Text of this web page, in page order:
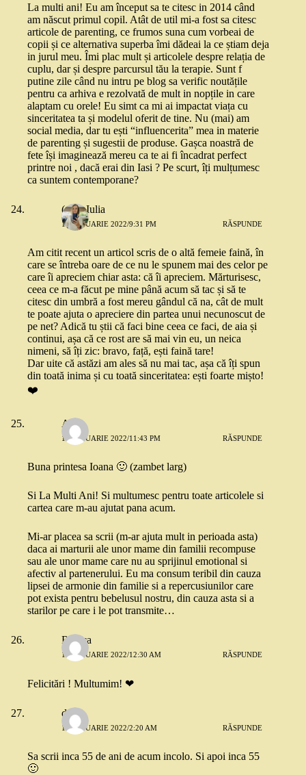
La multi ani! Eu am început sa te citesc in 2014 când
am născut primul copil. Atât de util mi-a fost sa citesc
articole de parenting, ce frumos suna cum vorbeai de
copii și ce alternativa superba îmi dădeai la ce știam deja
in jurul meu. Îmi plac mult și articolele despre relația de
cuplu, dar și despre parcursul tău la terapie. Sunt f
putine zile când nu intru pe blog sa verific noutățile
pentru ca arhiva e rezolvată de mult in nopțile in care
alaptam cu orele! Eu simt ca mi ai impactat viața cu
sinceritatea ta și modelul oferit de tine. Nu (mai) am
social media, dar tu ești “influencerita” mea in materie
de parenting și sugestii de produse. Gașca noastră de
fete își imaginează mereu ca te ai fi încadrat perfect
printre noi , dacă erai din Iasi ? Pe scurt, îți mulțumesc
ca suntem contemporane?
(alta) Iulia
11 IANUARIE 2022/9:31 PM RĂSPUNDE
Am citit recent un articol scris de o altă femeie faină, în
care se întreba oare de ce nu le spunem mai des celor pe
care îi apreciem chiar asta: că îi apreciem. Mărturisesc,
ceea ce m-a făcut pe mine până acum să tac și să te
citesc din umbră a fost mereu gândul că na, cât de mult
te poate ajuta o apreciere din partea unui necunoscut de
pe net? Adică tu știi că faci bine ceea ce faci, de aia și
continui, așa că ce rost are să mai vin eu, un neica
nimeni, să îți zic: bravo, față, ești faină tare!
Dar uite că astăzi am ales să nu mai tac, așa că îți spun
din toată inima și cu toată sinceritatea: ești foarte mișto!
❤️
Ava
11 IANUARIE 2022/11:43 PM RĂSPUNDE
Buna printesa Ioana 🙂 (zambet larg)
Si La Multi Ani! Si multumesc pentru toate articolele si
cartea care m-au ajutat pana acum.
Mi-ar placea sa scrii (m-ar ajuta mult in perioada asta)
daca ai marturii ale unor mame din familii recompuse
sau ale unor mame care nu au sprijinul emotional si
afectiv al partenerului. Eu ma consum teribil din cauza
lipsei de armonie din familie si a repercusiunilor care
pot exista pentru bebelusul nostru, din cauza asta si a
starilor pe care i le pot transmite…
Raluca
12 IANUARIE 2022/12:30 AM RĂSPUNDE
Felicitări ! Multumim! ❤
dojo
12 IANUARIE 2022/2:20 AM RĂSPUNDE
Sa scrii inca 55 de ani de acum incolo. Si apoi inca 55
🙂